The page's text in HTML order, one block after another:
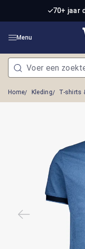
Ga naar de 70+ jaar
Menu
Home Kleding T-shirts